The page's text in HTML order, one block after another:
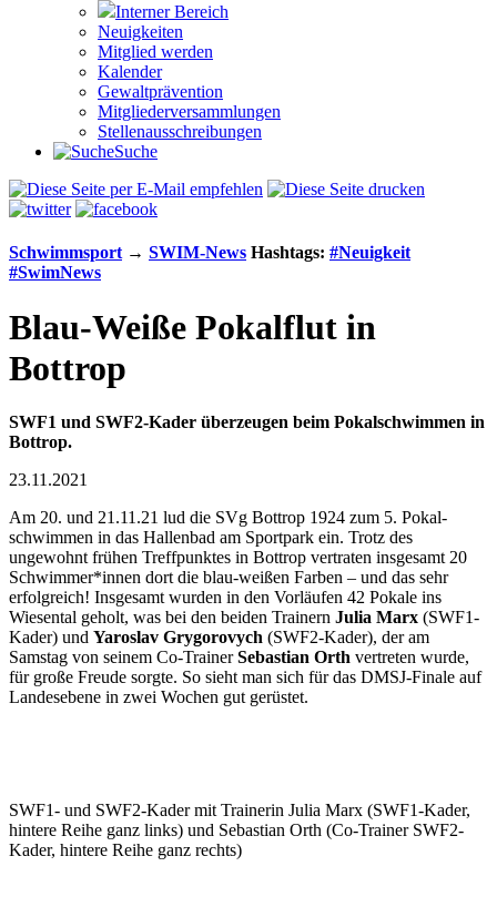
Interner Bereich
Neuigkeiten
Mitglied werden
Kalender
Gewaltprävention
Mitglieder­versammlungen
Stellen­aus­schrei­bungen
Suche
Schwimm­sport → SWIM-News Hashtags: #Neuigkeit
#SwimNews
Blau-Weiße Pokalflut in
Bottrop
SWF1 und SWF2-Kader überzeugen beim Pokalschwimmen in
Bottrop.
23.11.2021
Am 20. und 21.11.21 lud die SVg Bottrop 1924 zum 5. Pokal­
schwimmen in das Hallen­bad am Sportpark ein. Trotz des
ungewohnt frühen Treff­punktes in Bottrop vertraten ins­gesamt 20
Schwimmer*innen dort die blau-weißen Farben – und das sehr
erfolg­reich! Insgesamt wurden in den Vorläufen 42 Pokale ins
Wiesental geholt, was bei den beiden Trainern Julia Marx (SWF1-
Kader) und Yaroslav Grygorovych (SWF2-Kader), der am
Samstag von seinem Co-TrainerSebastian Orth vertreten wurde,
für große Freude sorgte. So sieht man sich für das DMSJ-Finale auf
Landes­ebene in zwei Wochen gut gerüstet.
SWF1- und SWF2-Kader mit Trainerin Julia Marx (SWF1-Kader,
hintere Reihe ganz links) und Sebastian Orth (Co-Trainer SWF2-
Kader, hintere Reihe ganz rechts)